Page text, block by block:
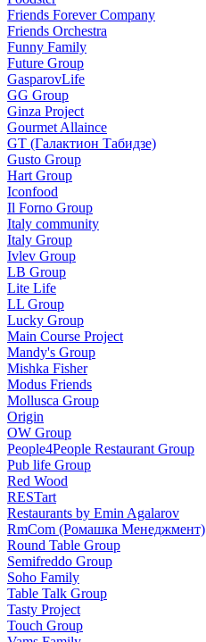
Friends Forever Company
Friends Orchestra
Funny Family
Future Group
GasparovLife
GG Group
Ginza Project
Gourmet Allaince
GT (Галактион Табидзе)
Gusto Group
Hart Group
Iconfood
Il Forno Group
Italy community
Italy Group
Ivlev Group
LB Group
Lite Life
LL Group
Lucky Group
Main Course Project
Mandy's Group
Mishka Fisher
Modus Friends
Mollusca Group
Origin
OW Group
People4People Restaurant Group
Pub life Group
Red Wood
RESTart
Restaurants by Emin Agalarov
RmCom (Ромашка Менеджмент)
Round Table Group
Semifreddo Group
Soho Family
Table Talk Group
Tasty Project
Touch Group